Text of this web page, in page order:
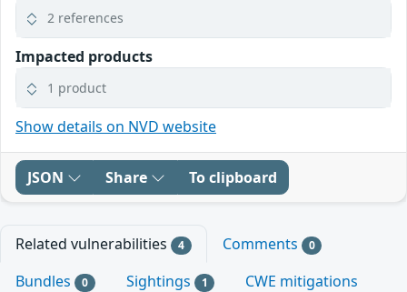
2 references
Impacted products
1 product
Show details on NVD website
JSON Share To clipboard
Related vulnerabilities 4 Comments 0
Bundles 0 Sightings 1
CWE mitigations